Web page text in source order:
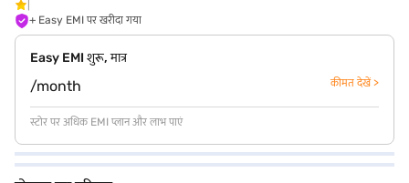
+ Easy EMI पर खरीदा गया
Easy EMI शुरू, मात्र
/month कीमत देखें >
स्टोर पर अधिक EMI प्लान और लाभ पाएं